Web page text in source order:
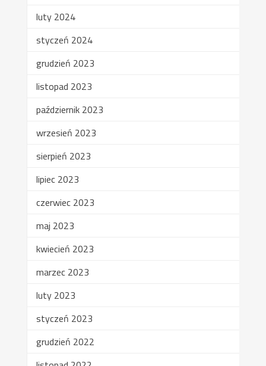
luty 2024
styczeń 2024
grudzień 2023
listopad 2023
październik 2023
wrzesień 2023
sierpień 2023
lipiec 2023
czerwiec 2023
maj 2023
kwiecień 2023
marzec 2023
luty 2023
styczeń 2023
grudzień 2022